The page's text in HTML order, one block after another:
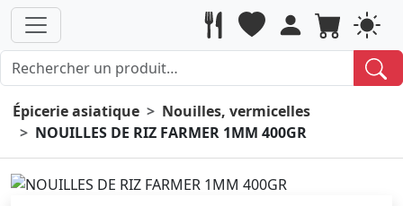
Épicerie asiatique
Nouilles, vermicelles
NOUILLES DE RIZ FARMER 1MM 400GR